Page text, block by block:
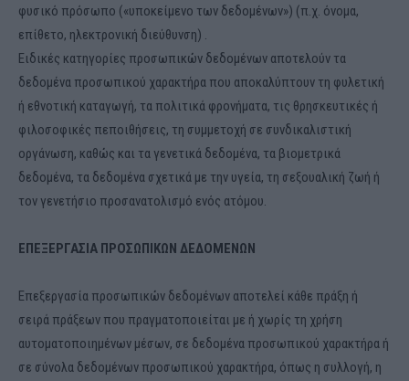
φυσικό πρόσωπο («υποκείμενο των δεδομένων») (π.χ. όνομα,
επίθετο, ηλεκτρονική διεύθυνση) .
Ειδικές κατηγορίες προσωπικών δεδομένων αποτελούν τα
δεδομένα προσωπικού χαρακτήρα που αποκαλύπτουν τη φυλετική
ή εθνοτική καταγωγή, τα πολιτικά φρονήματα, τις θρησκευτικές ή
φιλοσοφικές πεποιθήσεις, τη συμμετοχή σε συνδικαλιστική
οργάνωση, καθώς και τα γενετικά δεδομένα, τα βιομετρικά
δεδομένα, τα δεδομένα σχετικά με την υγεία, τη σεξουαλική ζωή ή
τον γενετήσιο προσανατολισμό ενός ατόμου.
ΕΠΕΞΕΡΓΑΣΙΑ ΠΡΟΣΩΠΙΚΩΝ ΔΕΔΟΜΕΝΩΝ
Επεξεργασία προσωπικών δεδομένων αποτελεί κάθε πράξη ή
σειρά πράξεων που πραγματοποιείται με ή χωρίς τη χρήση
αυτοματοποιημένων μέσων, σε δεδομένα προσωπικού χαρακτήρα ή
σε σύνολα δεδομένων προσωπικού χαρακτήρα, όπως η συλλογή, η